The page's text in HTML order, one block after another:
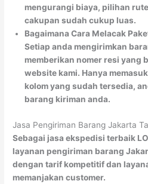
mengurangi biaya, pilihan
cakupan sudah cukup luas.
Bagaimana Cara Melacak
Setiap anda mengirimkan
memberikan nomer resi yang
website kami. Hanya
kolom yang sudah tersedia,
barang kiriman anda.
Jasa Pengiriman Barang Jakarta
Sebagai jasa ekspedisi terbaik
layanan pengiriman barang
dengan tarif kompetitif dan
memanjakan customer.